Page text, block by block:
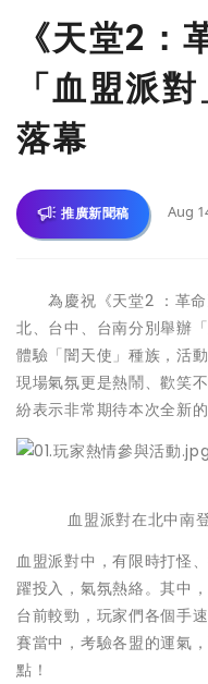
《天堂2：
「血盟派
落幕
推廣新聞稿 Aug
為慶祝《天堂2 ：革命
北、台中、 台南分別舉辦
體驗「闇天使」 種族，活
現場氣氛更是熱鬧、歡笑
紛表示非常期待本次全新
血盟派對在北中南
血盟派對中，有限時打怪
躍投入，氣氛熱絡。其中，
台前較勁， 玩家們各個手
賽當中， 考驗各盟的運氣
點！